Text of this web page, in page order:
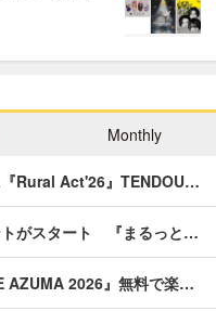
Monthly
Rural Act'26』TENDOU…
トがスタート 『まるっと…
AZUMA 2026』無料で楽…